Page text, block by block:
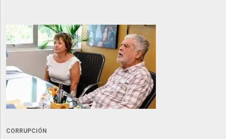
CORRUPCIÓN